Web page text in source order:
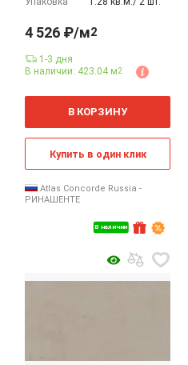
В наличии
4 526 ₽/м2
1-3 дня
В наличии: 423.04 м2
м
В КОРЗИНУ
Купить в один клик
Atlas Concorde Russia -
РИНАШЕНТЕ